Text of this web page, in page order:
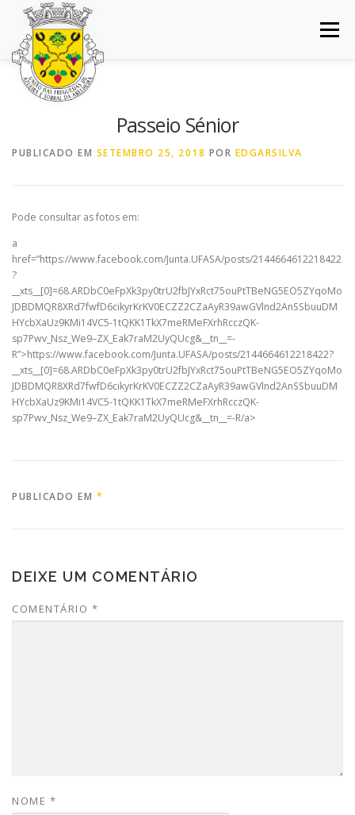
Saltar
conteúdo
Menu
INÍCIO JUNTA DE FREGUESIA
BALCÃO VIRTUAL NOTÍCIAS MAPA
Passeio Sénior
PUBLICADO EM SETEMBRO 25, 2018 POR EDGARSILVA
Pode consultar as fotos em:
a
href=”https://www.facebook.com/Junta.UFASA/posts/2144664612218422
?
__xts__[0]=68.ARDbC0eFpXk3py0trU2fbJYxRct75ouPtTBeNG5EO5ZYqoMo
JDBDMQR8XRd7fwfD6cikyrKrKV0ECZZ2CZaAyR39awGVlnd2AnSSbuuDM
HYcbXaUz9KMi14VC5-1tQKK1TkX7meRMeFXrhRcczQK-
sp7Pwv_Nsz_We9–ZX_Eak7raM2UyQUcg&__tn__=-
R”>https://www.facebook.com/Junta.UFASA/posts/2144664612218422?
__xts__[0]=68.ARDbC0eFpXk3py0trU2fbJYxRct75ouPtTBeNG5EO5ZYqoMo
JDBDMQR8XRd7fwfD6cikyrKrKV0ECZZ2CZaAyR39awGVlnd2AnSSbuuDM
HYcbXaUz9KMi14VC5-1tQKK1TkX7meRMeFXrhRcczQK-
sp7Pwv_Nsz_We9–ZX_Eak7raM2UyQUcg&__tn__=-R/a>
PUBLICADO EM *
DEIXE UM COMENTÁRIO
COMENTÁRIO *
NOME *